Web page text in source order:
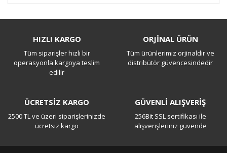
Yorum Yaz
HIZLI KARGO
Tüm siparişler hızlı bir
operasyonla kargoya teslim
edilir
ORJİNAL ÜRÜN
Tüm ürünlerimiz orjinaldir ve
distribütör güvencesindedir
ÜCRETSİZ KARGO
2500 TL ve üzeri siparişlerinizde
ücretsiz kargo
GÜVENLİ ALIŞVERİŞ
256Bit SSL sertifikası ile
alışverişleriniz güvende